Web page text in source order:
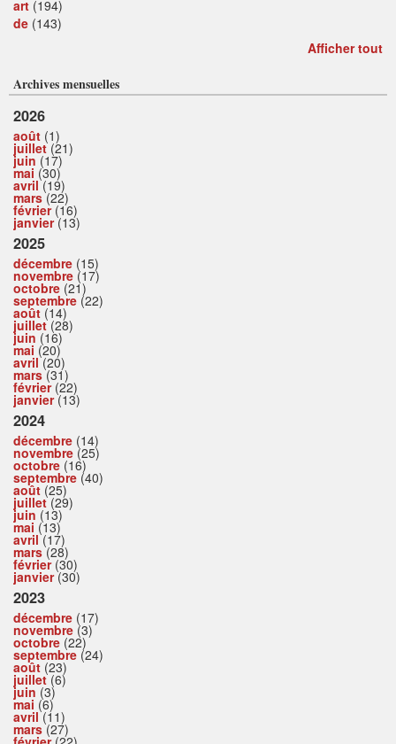
art (194)
de (143)
Afficher tout
Archives mensuelles
2026
août (1)
juillet(21)
juin (17)
mai (30)
avril(19)
mars(22)
février(16)
janvier(13)
2025
décembre (15)
novembre (17)
octobre (21)
septembre (22)
août (14)
juillet(28)
juin (16)
mai (20)
avril(20)
mars(31)
février(22)
janvier(13)
2024
décembre (14)
novembre (25)
octobre (16)
septembre (40)
août (25)
juillet(29)
juin (13)
mai (13)
avril(17)
mars(28)
février(30)
janvier(30)
2023
décembre (17)
novembre (3)
octobre (22)
septembre (24)
août (23)
juillet(6)
juin (3)
mai (6)
avril(11)
mars(27)